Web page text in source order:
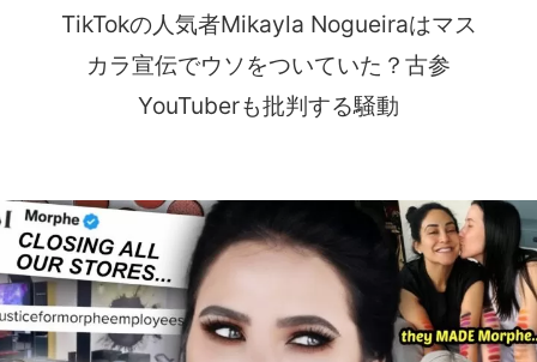
TikTokの人気者Mikayla Nogueiraはマス
カラ宣伝でウソをついていた？古参
YouTuberも批判する騒動